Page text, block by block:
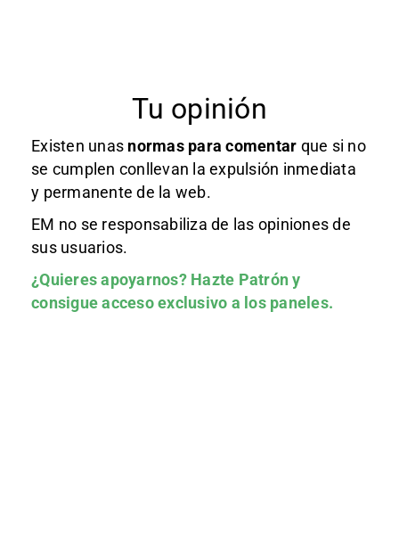
Tu opinión
Existen unas normas para comentar que si no
se cumplen conllevan la expulsión inmediata
y permanente de la web.
EM no se responsabiliza de las opiniones de
sus usuarios.
¿Quieres apoyarnos? Hazte Patróny
consigue acceso exclusivo a los paneles.